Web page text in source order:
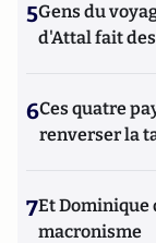
5Gens du
d'Attal fait
6Ces quatre
renverser la
7Et Dominique
macronisme